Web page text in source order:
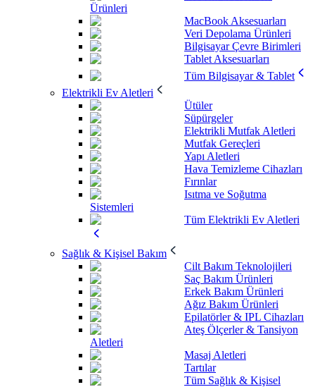
Ürünleri
MacBook Aksesuarları
Veri Depolama Ürünleri
Bilgisayar Çevre Birimleri
Tablet Aksesuarları
Tüm Bilgisayar & Tablet
Elektrikli Ev Aletleri
Ütüler
Süpürgeler
Elektrikli Mutfak Aletleri
Mutfak Gereçleri
Yapı Aletleri
Hava Temizleme Cihazları
Fırınlar
Isıtma ve Soğutma
Sistemleri
Tüm Elektrikli Ev Aletleri
Sağlık & Kişisel Bakım
Cilt Bakım Teknolojileri
Saç Bakım Ürünleri
Erkek Bakım Ürünleri
Ağız Bakım Ürünleri
Epilatörler & IPL Cihazları
Ateş Ölçerler & Tansiyon
Aletleri
Masaj Aletleri
Tartılar
Tüm Sağlık & Kişisel